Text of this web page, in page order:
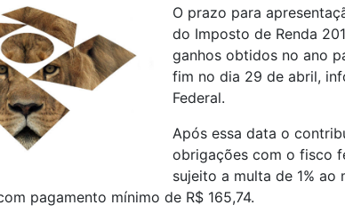
O prazo para
do Imposto de Renda
ganhos obtidos no ano
fim no dia 29 de abril,
Federal.
Após essa data o
obrigações com o fisco
sujeito a multa de 1% ao
pagamento mínimo de R$ 165,74.